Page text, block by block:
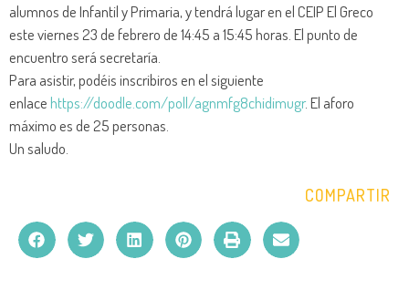
alumnos de Infantil y Primaria, y tendrá lugar en el CEIP El Greco
este viernes 23 de febrero de 14:45 a 15:45 horas. El punto de
encuentro será secretaría.
Para asistir, podéis inscribiros en el siguiente
enlacehttps://doodle.com/poll/agnmfg8chidimugr. El aforo
máximo es de 25 personas.
Un saludo.
COMPARTIR